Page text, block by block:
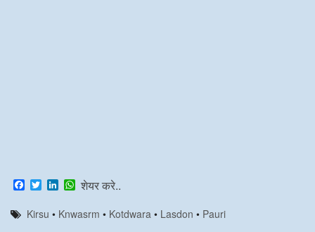
F
a
c
e
T
w
t
L
n
k
W
t
शेयर करे..
Kirsu • Knwasrm • Kotdwara • Lasdon • Pauri